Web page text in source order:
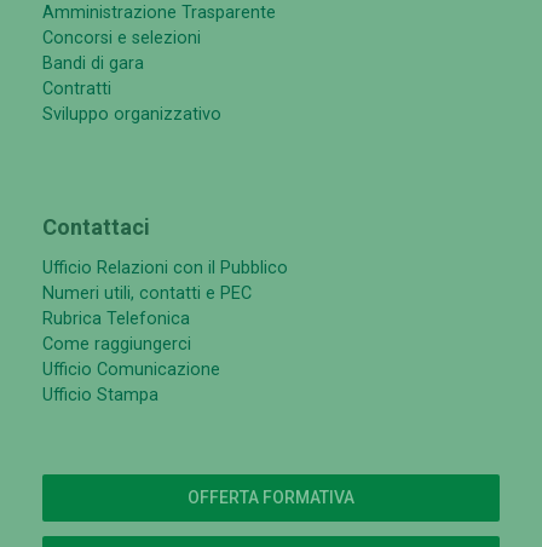
Amministrazione Trasparente
Concorsi e selezioni
Bandi di gara
Contratti
Sviluppo organizzativo
Contattaci
Ufficio Relazioni con il Pubblico
Numeri utili, contatti e PEC
Rubrica Telefonica
Come raggiungerci
Ufficio Comunicazione
Ufficio Stampa
OFFERTA FORMATIVA